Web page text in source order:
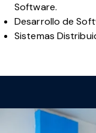
Software.
Desarrollo de
Sistemas